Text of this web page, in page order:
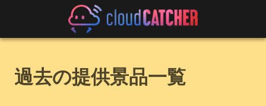
過去の提供景品一覧